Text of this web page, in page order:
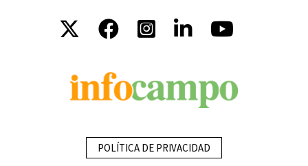
POLÍTICA DE PRIVACIDAD